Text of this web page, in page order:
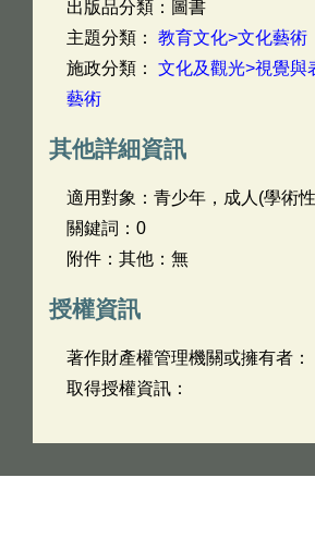
出版品分類：圖書
主題分類： 教育文化>文化藝術
施政分類： 文化及觀光>視覺與
藝術
其他詳細資訊
適用對象：青少年，成人(學術
關鍵詞：0
附件：其他：無
授權資訊
著作財產權管理機關或擁有者：
取得授權資訊：